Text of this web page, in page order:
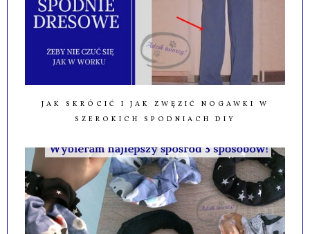
JAK SKRÓCIĆ I JAK ZWĘZIĆ NOGAWKI W
SZEROKICH SPODNIACH DIY